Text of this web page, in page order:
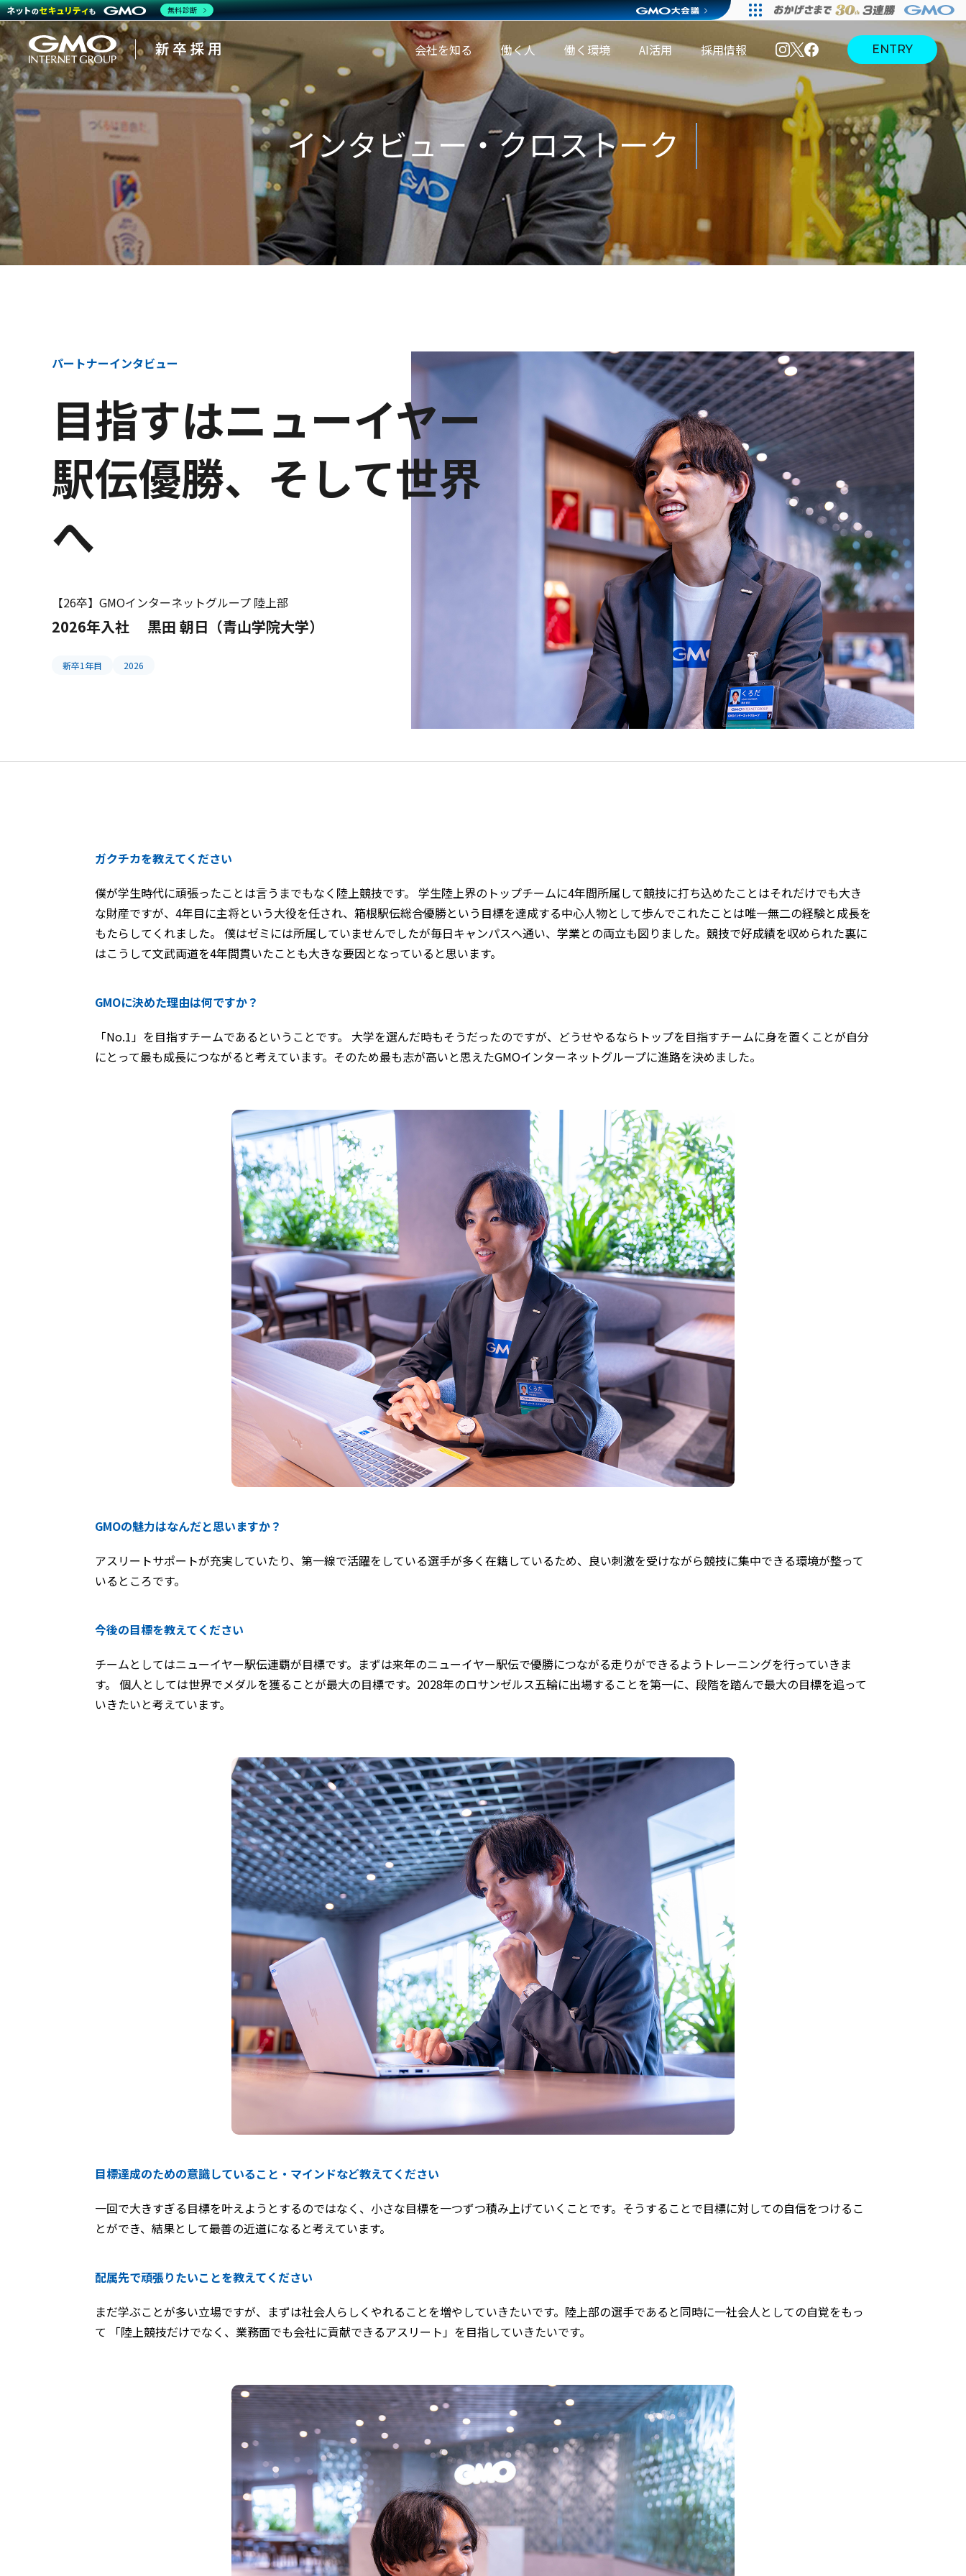
会社を知る 働く人 働く環境 AI活用 採用情報 ENTRY
会社を知る
企業情
報
CEOメ
ッセー
強み・
キャリ
アパス
働く環境
待遇・
福利厚
生
人財育
成制度
オフィ
社内イ
AI活用 採用情報
本選
考・募
集要項
インタ
ーンシ
ップ・
説明会
インタビュー・クロストーク
パートナーインタビュー
目指すはニューイヤー
駅伝優勝、そして世界
へ
【26卒】GMOインターネットグループ 陸上部
2026年入社 黒田 朝日（青山学院大学）
新卒1年目 2026
ガクチカを教えてください
僕が学生時代に頑張ったことは言うまでもなく陸上競技です。 学生陸上界のトップチームに4年間所属して競技に打ち込めたことはそれだけでも大き
な財産ですが、4年目に主将という大役を任され、箱根駅伝総合優勝という目標を達成する中心人物として歩んでこれたことは唯一無二の経験と成長を
もたらしてくれました。 僕はゼミには所属していませんでしたが毎日キャンパスへ通い、学業との両立も図りました。競技で好成績を収められた裏に
はこうして文武両道を4年間貫いたことも大きな要因となっていると思います。
GMOに決めた理由は何ですか？
「No.1」を目指すチームであるということです。 大学を選んだ時もそうだったのですが、どうせやるならトップを目指すチームに身を置くことが自分
にとって最も成長につながると考えています。そのため最も志が高いと思えたGMOインターネットグループに進路を決めました。
GMOの魅力はなんだと思いますか？
アスリートサポートが充実していたり、第一線で活躍をしている選手が多く在籍しているため、良い刺激を受けながら競技に集中できる環境が整って
いるところです。
今後の目標を教えてください
チームとしてはニューイヤー駅伝連覇が目標です。まずは来年のニューイヤー駅伝で優勝につながる走りができるようトレーニングを行っていきま
す。 個人としては世界でメダルを獲ることが最大の目標です。2028年のロサンゼルス五輪に出場することを第一に、段階を踏んで最大の目標を追って
いきたいと考えています。
目標達成のための意識していること・マインドなど教えてください
一回で大きすぎる目標を叶えようとするのではなく、小さな目標を一つずつ積み上げていくことです。そうすることで目標に対しての自信をつけるこ
とができ、結果として最善の近道になると考えています。
配属先で頑張りたいことを教えてください
まだ学ぶことが多い立場ですが、まずは社会人らしくやれることを増やしていきたいです。陸上部の選手であると同時に一社会人としての自覚をもっ
て 「陸上競技だけでなく、業務面でも会社に貢献できるアスリート」を目指していきたいです。
無料診断